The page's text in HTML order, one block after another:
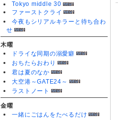
Tokyo middle 30
ファーストクライ
今夜もシリアルキラーと待ち合わ
せ
木曜
ドライな同期の溺愛癖
おちたらおわり
君は夏のなか
大空港～GATE24～
ラストノート
金曜
一緒にごはんをたべるだけ